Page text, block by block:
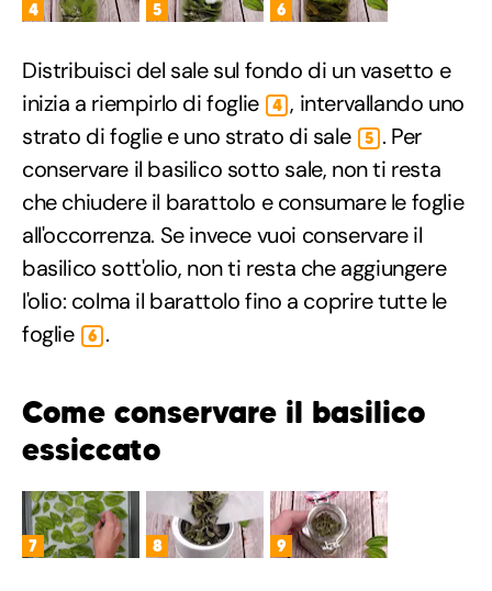
4 5 6
Distribuisci del sale sul fondo di un vasetto e
inizia a riempirlo di foglie
4 , intervallando uno
strato di foglie e uno strato di sale
5 . Per
conservare il basilico sotto sale, non ti resta
che chiudere il barattolo e consumare le foglie
all'occorrenza. Se invece vuoi conservare il
basilico sott'olio, non ti resta che aggiungere
l'olio: colma il barattolo fino a coprire tutte le
foglie
6 .
Come conservare il basilico
essiccato
7 8 9